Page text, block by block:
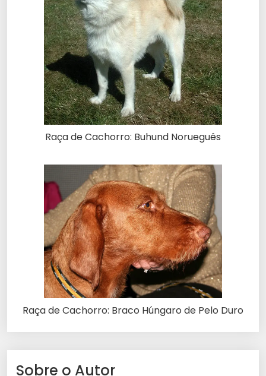
Raça de Cachorro: Buhund Norueguês
Raça de Cachorro: Braco Húngaro de Pelo Duro
Sobre o Autor